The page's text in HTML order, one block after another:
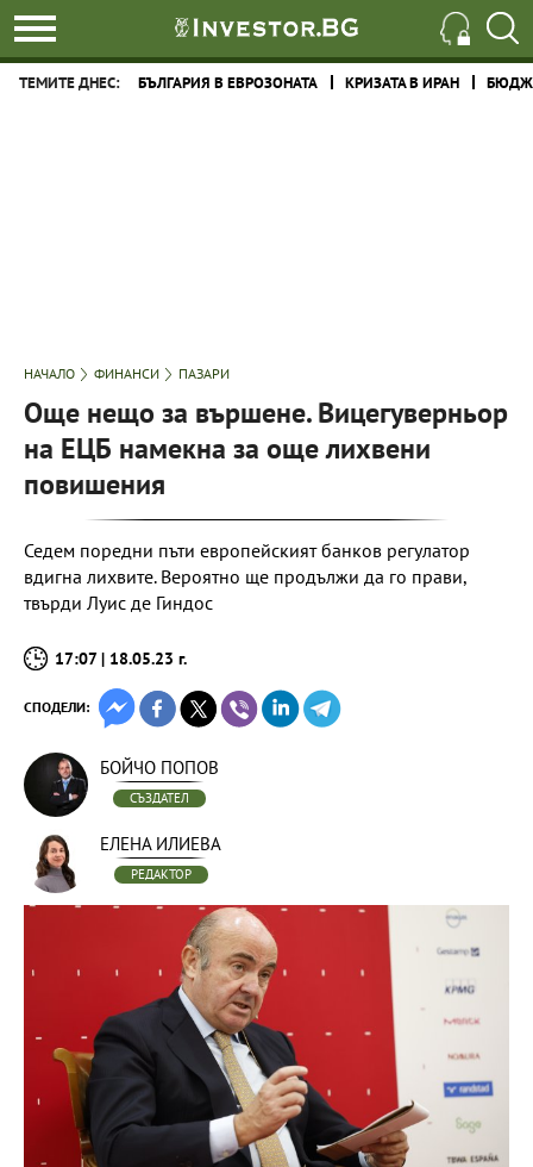
ТЕМИТЕ ДНЕС: БЪЛГАРИЯ В ЕВРОЗОНАТА КРИЗАТА В ИРАН
НАЧАЛО ФИНАНСИ ПАЗАРИ
Още нещо за вършене. Вицегуверньор
на ЕЦБ намекна за още лихвени
повишения
Седем поредни пъти европейският банков регулатор
вдигна лихвите. Вероятно ще продължи да го прави,
твърди Луис де Гиндос
17:07 | 18.05.23 г.
СПОДЕЛИ:
БОЙЧО ПОПОВ
СЪЗДАТЕЛ
ЕЛЕНА ИЛИЕВА
РЕДАКТОР